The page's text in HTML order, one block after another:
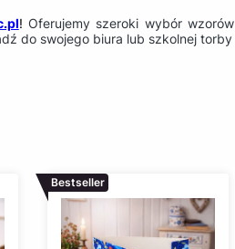
! Oferujemy szeroki wybór
do swojego biura lub szkolnej
Bestseller